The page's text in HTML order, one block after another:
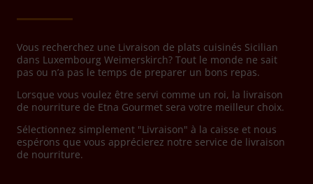
Vous recherchez une Livraison de plats cuisinés Sicilian
dans Luxembourg Weimerskirch? Tout le monde ne sait
pas ou n’a pas le temps de preparer un bons repas.
Lorsque vous voulez être servi comme un roi, la livraison
de nourriture de Etna Gourmet sera votre meilleur choix.
Sélectionnez simplement "Livraison" à la caisse et nous
espérons que vous apprécierez notre service de livraison
de nourriture.